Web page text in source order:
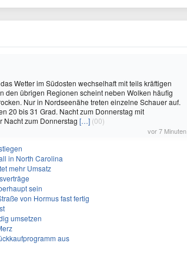
Wetter im Südosten wechselhaft mit teils kräftigen
den übrigen Regionen scheint neben Wolken häufig
Nur in Nordseenähe treten einzelne Schauer auf.
20 bis 31 Grad. Nacht zum Donnerstag mit
Nacht zum Donnerstag […] (00)
vor 7 Minuten
in North Carolina
mehr Umsatz
sein
von Hormus fast fertig
umsetzen
aus